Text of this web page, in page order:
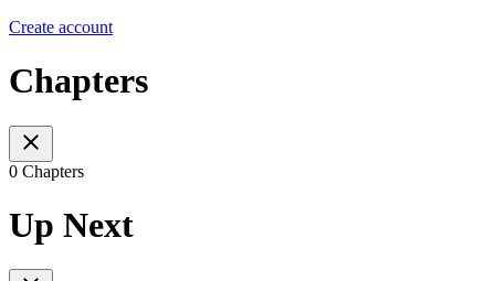
Create account
Chapters
0 Chapters
Up Next